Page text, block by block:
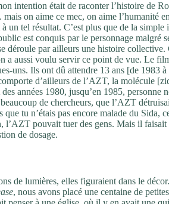
intention était de raconter l’histoire de
on aime ce mec, on aime l’humanité
un tel résultat. C’est plus que de la simple
est conquis par le personnage malgré
déroule par ailleurs une histoire
aussi voulu servir ce point de vue. Le
uns. Ils ont dû attendre 13 ans [de 1983
d’ailleurs de l’AZT, la molécule
années 1980, jusqu’en 1985, personne
de chercheurs, que l’AZT
tu n’étais pas encore malade du Sida,
pouvait tuer des gens. Mais il faisait
de dosage.
de lumières, elles figuraient dans le
, nous avons placé une centaine de